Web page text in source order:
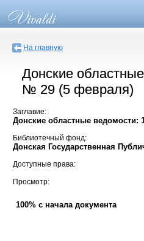
На главную
Донские
№ 29 (5 февраля)
Заглавие:
Донские областные ведомости:
Библиотечный фонд:
Донская Государственная
Доступные права:
Просмотр:
100% с начала документа